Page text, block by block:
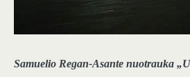
Samuelio Regan-Asante nuotrauka